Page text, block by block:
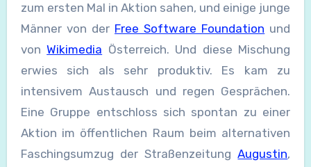
zum ersten Mal in Aktion sahen, und einige junge
Männer von der Free Software Foundation und
vonWikimedia Österreich. Und diese Mischung
erwies sich als sehr produktiv. Es kam zu
intensivem Austausch und regen Gesprächen.
Eine Gruppe entschloss sich spontan zu einer
Aktion im öffentlichen Raum beim alternativen
Faschingsumzug der StraßenzeitungAugustin,